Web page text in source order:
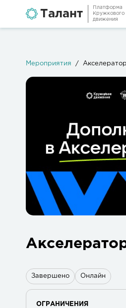
Талант
Платформа
Кружкового
движения
Мероприятия
Завершено Онлайн
ОГРАНИЧЕНИЯ